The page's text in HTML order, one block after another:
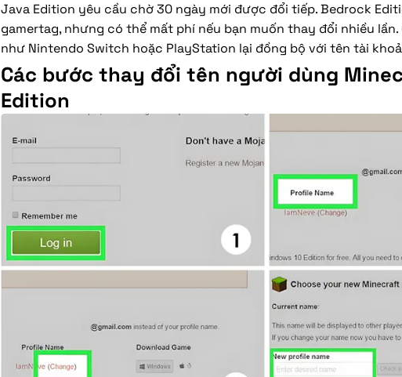
Java Edition yêu cầu chờ 30 ngày mới được đổi tiếp. Bedrock
gamertag, nhưng có thể mất phí nếu bạn muốn thay đổi nhiều
như Nintendo Switch hoặc PlayStation lại đồng bộ với tên tài
Các bước thay đổi tên người dùng
Edition